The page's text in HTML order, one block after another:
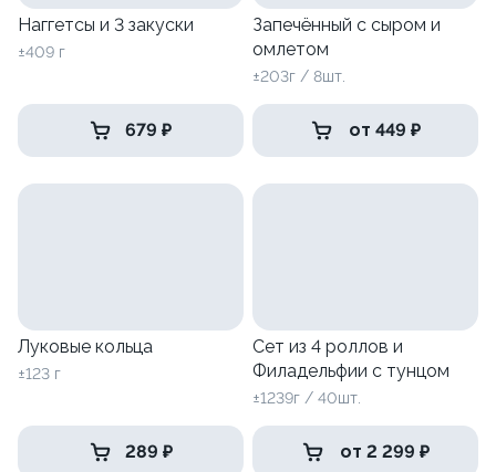
Наггетсы и 3 закуски
±409 г
679 ₽
Запечённый с сыром и
омлетом
±203г / 8шт.
от 449 ₽
Луковые кольца
±123 г
289 ₽
Сет из 4 роллов и
Филадельфии с тунцом
±1239г / 40шт.
от 2 299 ₽